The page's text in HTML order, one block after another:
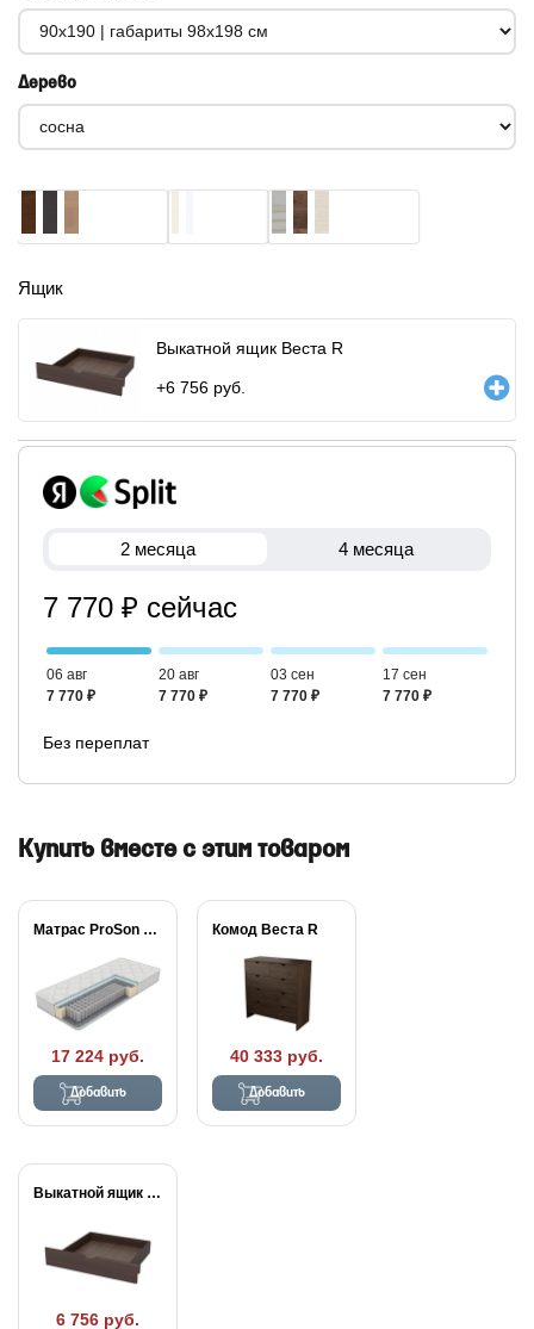
Дерево
Ящик
Выкатной ящик Веста R
+6 756 руб.
2 месяца 4 месяца
7 770 ₽ сейчас
06 авг
7 770 ₽
20 авг
7 770 ₽
03 сен
7 770 ₽
17 сен
7 770 ₽
Без переплат
Купить вместе с этим товаром
Матрас ProSon Active...
17 224 руб.
Добавить
Комод Веста R
40 333 руб.
Добавить
Выкатной ящик Веста...
6 756 руб.